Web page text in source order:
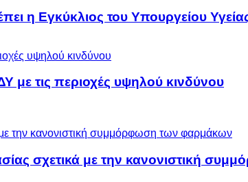
η Εγκύκλιος του Υπουργείου
με τις περιοχές υψηλού κινδύνου
σχετικά με την κανονιστική